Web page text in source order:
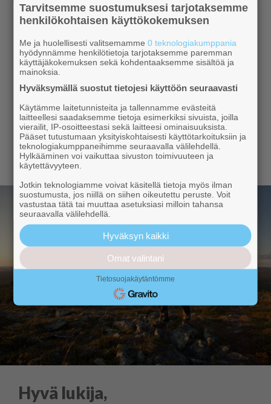
Voitto Saloisiin
Voitto Tampereelle
23.4.2026
Voitto Vaasaan
16.4.2026
Näytä lisää
Hyvä lukija,
Tarvitsemme suostumuksesi tarjotaksemme
henkilökohtaisen käyttökokemuksen
Me ja huolellisesti valitsemamme0 teknologiakumppania
hyödynnämme henkilötietoja tarjotaksemme paremman
käyttäjäkokemuksen sekä kohdentaaksemme sisältöä ja
mainoksia.
Hyväksymällä suostut tietojesi käyttöön seuraavasti
Käytämme laitetunnisteita ja tallennamme evästeitä
laitteellesi saadaksemme tietoja esimerkiksi sivuista, joilla
vierailit, IP-osoitteestasi sekä laitteesi ominaisuuksista.
Pääset tutustumaan yksityiskohtaisesti käyttötarkoituksiin ja
teknologiakumppaneihimme seuraavalla välilehdellä.
Hylkääminen voi vaikuttaa sivuston toimivuuteen ja
käytettävyyteen.
Jotkin teknologiamme voivat käsitellä tietoja myös ilman
suostumusta, jos niillä on siihen oikeutettu peruste. Voit
vastustaa tätä tai muuttaa asetuksiasi milloin tahansa
seuraavalla välilehdellä.
Hyväksyn kaikki
Omat valintani
Tietosuojakäytäntömme